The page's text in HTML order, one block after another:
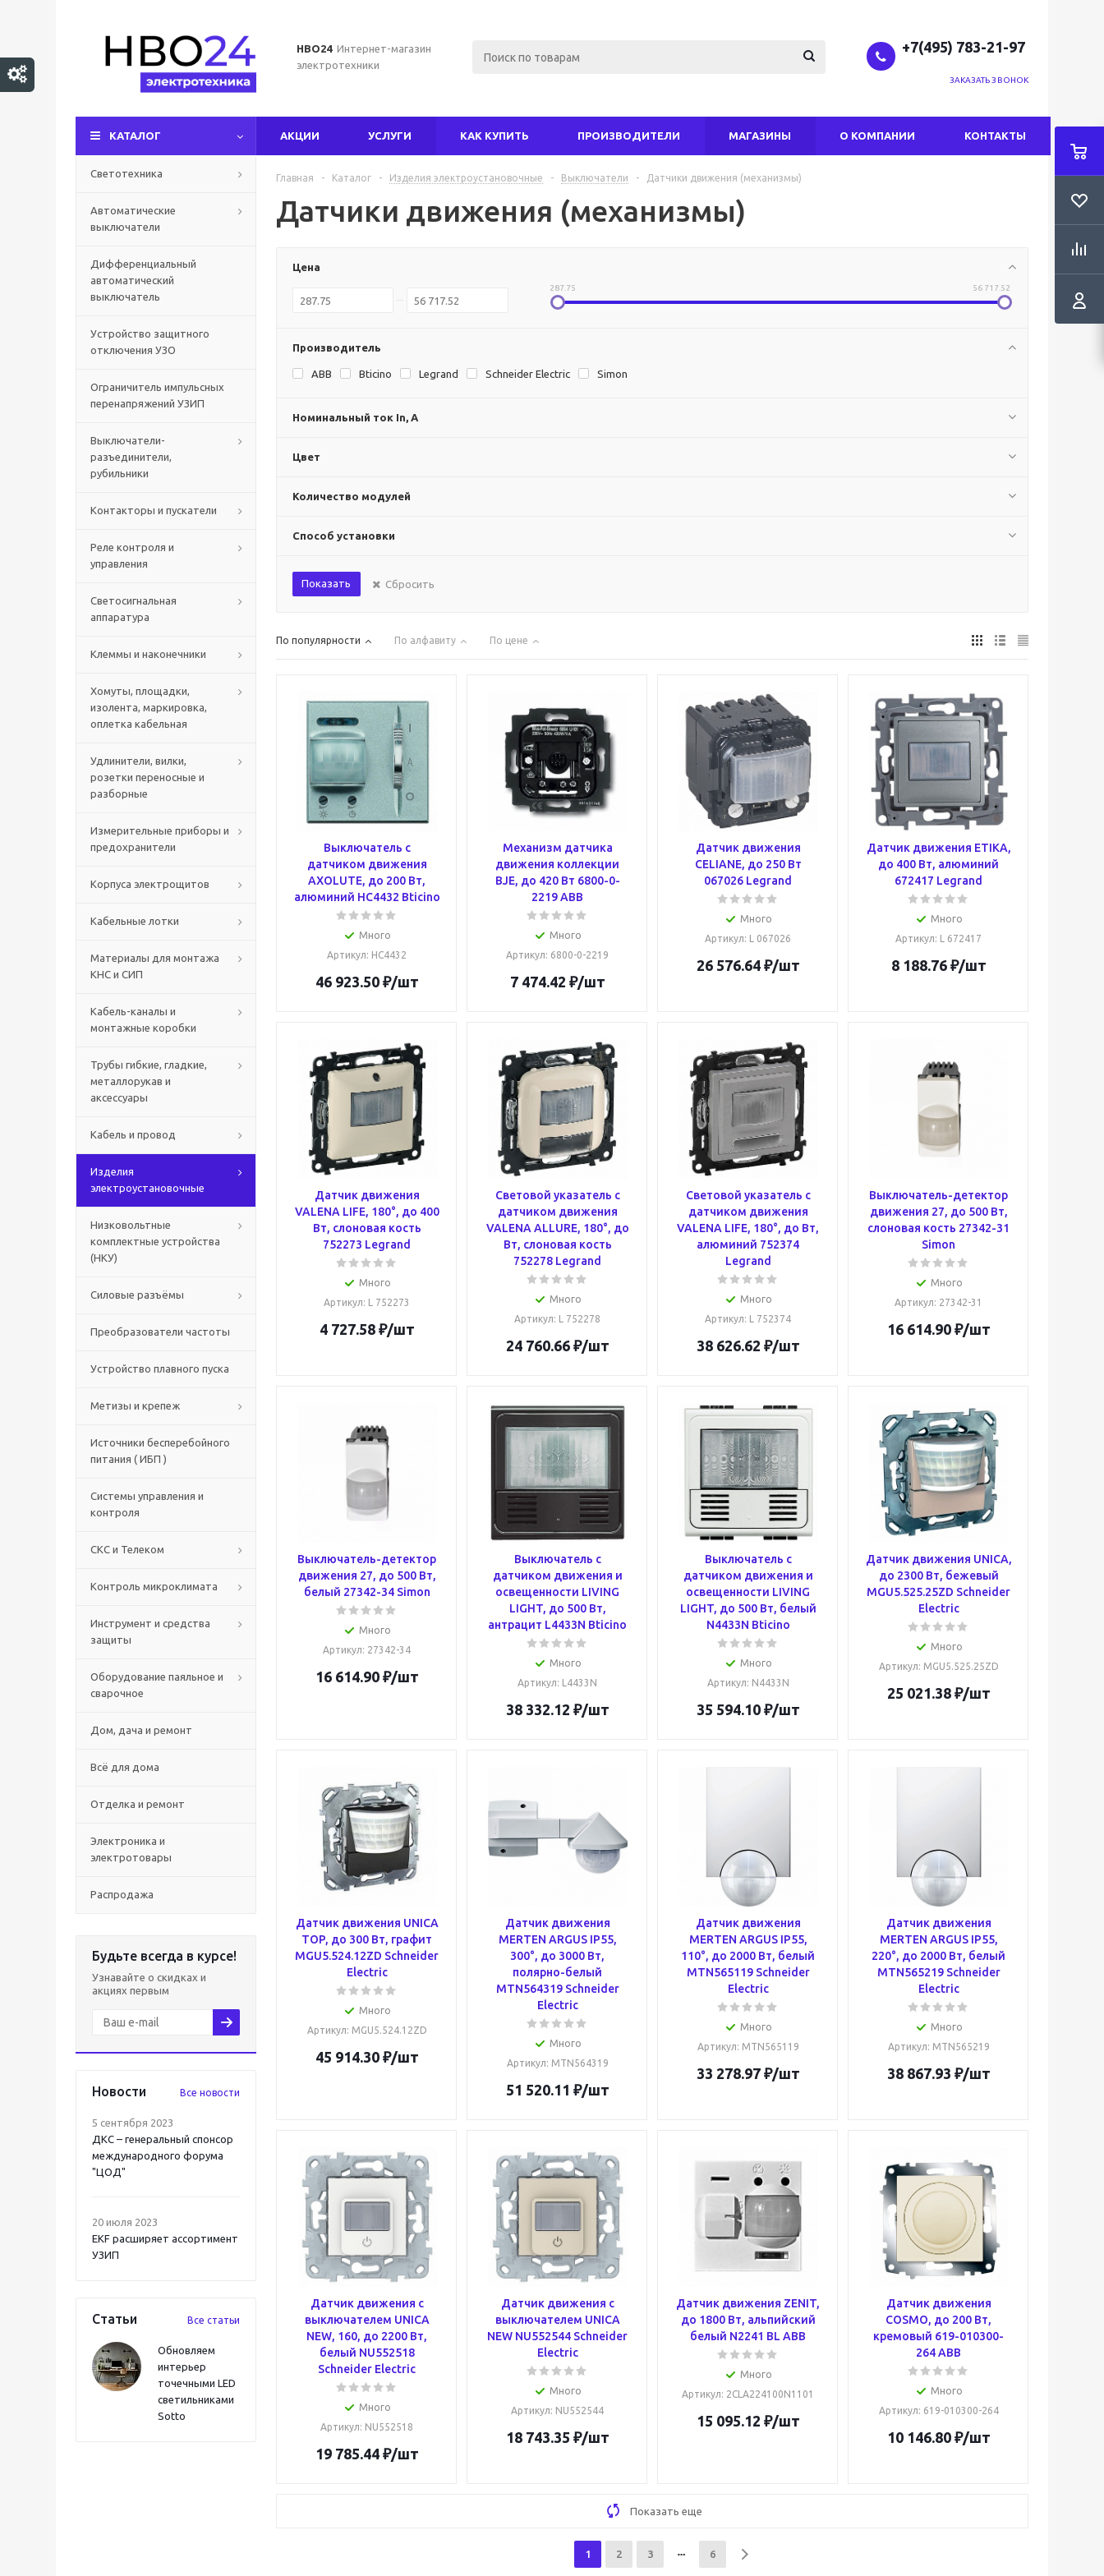
НВО24 Интернет-магазин
электротехники
+7(495) 783-21-97
ЗАКАЗАТЬ ЗВОНОК
КАТАЛОГ АКЦИИ УСЛУГИ КАК КУПИТЬ ПРОИЗВОДИТЕЛИ МАГАЗИНЫ О КОМПАНИИ КОНТАКТЫ
Светотехника
Автоматические
выключатели
Дифференциальный
автоматический
выключатель
Устройство защитного
отключения УЗО
Ограничитель импульсных
перенапряжений УЗИП
Выключатели-
разъединители,
рубильники
Контакторы и пускатели
Реле контроля и
управления
Светосигнальная
аппаратура
Клеммы и наконечники
Хомуты, площадки,
изолента, маркировка,
оплетка кабельная
Удлинители, вилки,
розетки переносные и
разборные
Измерительные приборы и
предохранители
Корпуса электрощитов
Кабельные лотки
Материалы для монтажа
КНС и СИП
Кабель-каналы и
монтажные коробки
Трубы гибкие, гладкие,
металлорукав и
аксессуары
Кабель и провод
Изделия
электроустановочные
Низковольтные
комплектные устройства
(НКУ)
Силовые разъёмы
Преобразователи частоты
Устройство плавного пуска
Метизы и крепеж
Источники бесперебойного
питания ( ИБП )
Системы управления и
контроля
СКС и Телеком
Контроль микроклимата
Инструмент и средства
защиты
Оборудование паяльное и
сварочное
Дом, дача и ремонт
Всё для дома
Отделка и ремонт
Электроника и
электротовары
Распродажа
Будьте всегда в курсе!
Узнавайте о скидках и
акциях первым
Новости Все новости
5 сентября 2023
ДКС – генеральный спонсор
международного форума
"ЦОД"
20 июля 2023
EKF расширяет ассортимент
УЗИП
Статьи Все статьи
Обновляем
интерьер
точечными LED
светильниками
Sotto
Главная - Каталог - Изделия электроустановочные - Выключатели - Датчики движения (механизмы)
Датчики движения (механизмы)
Цена
287.75 56 717.52
Производитель
ABB Bticino Legrand Schneider Electric Simon
Номинальный ток In, А
Цвет
Количество модулей
Способ установки
Показать Сбросить
По популярности По алфавиту По цене
Выключатель с
датчиком движения
AXOLUTE, до 200 Вт,
алюминий HC4432 Bticino
Много
Артикул: HC4432
46 923.50₽/шт
Механизм датчика
движения коллекции
BJE, до 420 Вт 6800-0-
2219 ABB
Много
Артикул: 6800-0-2219
7 474.42 ₽/шт
Датчик движения
CELIANE, до 250 Вт
067026 Legrand
Много
Артикул: L 067026
26 576.64₽/шт
Датчик движения ETIKA,
до 400 Вт, алюминий
672417 Legrand
Много
Артикул: L 672417
8 188.76₽/шт
Датчик движения
VALENA LIFE, 180°, до 400
Вт, слоновая кость
752273 Legrand
Много
Артикул: L 752273
4 727.58₽/шт
Световой указатель с
датчиком движения
VALENA ALLURE, 180°, до
Вт, слоновая кость
752278 Legrand
Много
Артикул: L 752278
24 760.66₽/шт
Световой указатель с
датчиком движения
VALENA LIFE, 180°, до Вт,
алюминий 752374
Legrand
Много
Артикул: L 752374
38 626.62 ₽/шт
Выключатель-детектор
движения 27, до 500 Вт,
слоновая кость 27342-31
Simon
Много
Артикул: 27342-31
16 614.90₽/шт
Выключатель-детектор
движения 27, до 500 Вт,
белый 27342-34 Simon
Много
Артикул: 27342-34
16 614.90₽/шт
Выключатель с
датчиком движения и
освещенности LIVING
LIGHT, до 500 Вт,
антрацит L4433N Bticino
Много
Артикул: L4433N
38 332.12 ₽/шт
Выключатель с
датчиком движения и
освещенности LIVING
LIGHT, до 500 Вт, белый
N4433N Bticino
Много
Артикул: N4433N
35 594.10₽/шт
Датчик движения UNICA,
до 2300 Вт, бежевый
MGU5.525.25ZD Schneider
Electric
Много
Артикул: MGU5.525.25ZD
25 021.38₽/шт
Датчик движения UNICA
TOP, до 300 Вт, графит
MGU5.524.12ZD Schneider
Electric
Много
Артикул: MGU5.524.12ZD
45 914.30₽/шт
Датчик движения
MERTEN ARGUS IP55,
300°, до 3000 Вт,
полярно-белый
MTN564319 Schneider
Electric
Много
Артикул: MTN564319
51 520.11 ₽/шт
Датчик движения
MERTEN ARGUS IP55,
110°, до 2000 Вт, белый
MTN565119 Schneider
Electric
Много
Артикул: MTN565119
33 278.97₽/шт
Датчик движения
MERTEN ARGUS IP55,
220°, до 2000 Вт, белый
MTN565219 Schneider
Electric
Много
Артикул: MTN565219
38 867.93 ₽/шт
Датчик движения с
выключателем UNICA
NEW, 160, до 2200 Вт,
белый NU552518
Schneider Electric
Много
Артикул: NU552518
19 785.44₽/шт
Датчик движения с
выключателем UNICA
NEW NU552544 Schneider
Electric
Много
Артикул: NU552544
18 743.35 ₽/шт
Датчик движения ZENIT,
до 1800 Вт, альпийский
белый N2241 BL ABB
Много
Артикул: 2CLA224100N1101
15 095.12 ₽/шт
Датчик движения
COSMO, до 200 Вт,
кремовый 619-010300-
264 ABB
Много
Артикул: 619-010300-264
10 146.80₽/шт
Показать еще
1 2 3 6